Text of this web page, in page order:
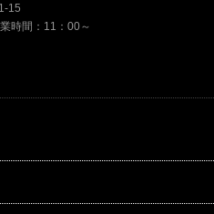
15
時間：11：00～